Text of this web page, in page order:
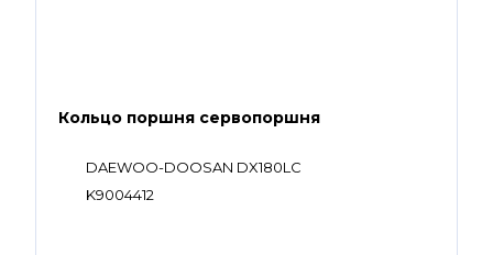
Кольцо поршня сервопоршня
DAEWOO-DOOSAN DX180LC
K9004412